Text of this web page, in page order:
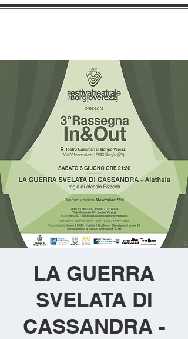
LA GUERRA
SVELATA DI
CASSANDRA -